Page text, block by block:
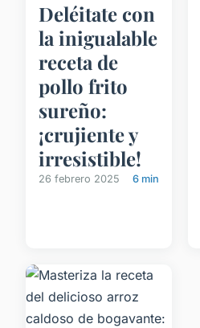
Deléitate con
la inigualable
receta de
pollo frito
sureño:
¡crujiente y
irresistible!
26 febrero 2025 6 min